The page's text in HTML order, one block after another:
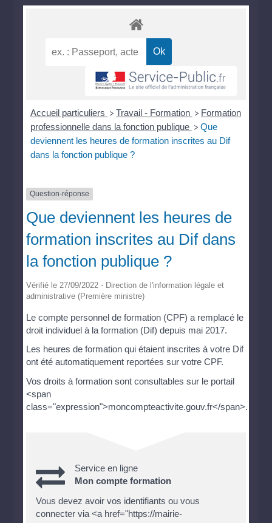
Accueil particuliers > Travail - Formation > Formation
professionnelle dans la fonction publique > Que
deviennent les heures de formation inscrites au Dif
dans la fonction publique ?
Question-réponse
Que deviennent les heures de
formation inscrites au Dif dans
la fonction publique ?
Vérifié le 27/09/2022 - Direction de l'information légale et
administrative (Première ministre)
Le compte personnel de formation (CPF) a remplacé le
droit individuel à la formation (Dif) depuis mai 2017.
Les heures de formation qui étaient inscrites à votre Dif
ont été automatiquement reportées sur votre CPF.
Vos droits à formation sont consultables sur le portail
<span
class="expression">moncompteactivite.gouv.fr</span>.
Service en ligne
Mon compte formation
Vous devez avoir vos identifiants ou vous
connecter via <a href="https://mairie-